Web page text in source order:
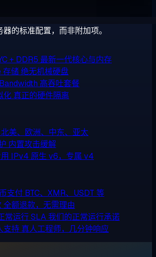
的标准配置，而非附加项。
+ DDR5 最新一代核心与内存
存储绝无机械硬盘
高吞吐套餐
化 真正的硬件隔离
北美、欧洲、中东、亚太
内置攻击缓解
IPv4 原生 v6，专属 v4
支付 BTC、XMR、USDT 等
全额退款，无需理由
常运行 SLA我们的正常运行承诺
支持 真人工程师，几分钟响应